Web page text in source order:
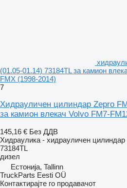
(01.05-01.14) 73184TL за камион
FMX (1998-2014)
7
Хидрауличен цилиндар Zepro
за камион влекач Volvo FM7-
145,16 € Без ДДВ
Хидраулика - хидрауличен цилиндар
73184TL
дизел
Естонија, Tallinn
TruckParts Eesti OÜ
Контактирајте го продавачот